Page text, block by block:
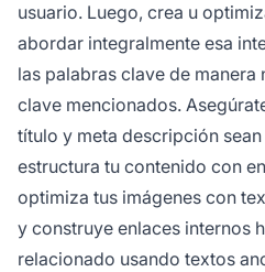
usuario. Luego, crea u
abordar integralmente esa
las palabras clave de manera
clave mencionados.
título y meta descripción
estructura tu contenido con
optimiza tus imágenes con
y construye enlaces internos
relacionado usando textos